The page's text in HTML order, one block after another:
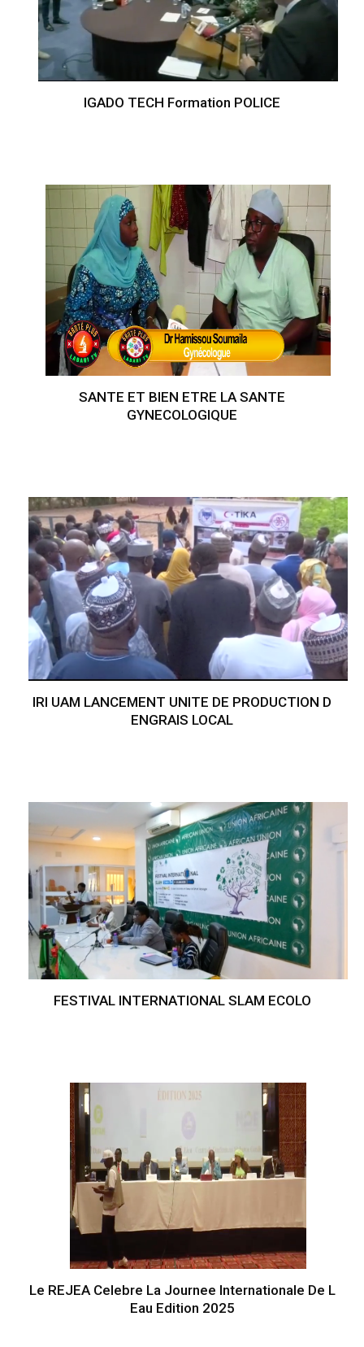
IGADO TECH Formation POLICE
SANTE ET BIEN ETRE LA SANTE
GYNECOLOGIQUE
IRI UAM LANCEMENT UNITE DE PRODUCTION D
ENGRAIS LOCAL
FESTIVAL INTERNATIONAL SLAM ECOLO
Le REJEA Celebre La Journee Internationale De L
Eau Edition 2025